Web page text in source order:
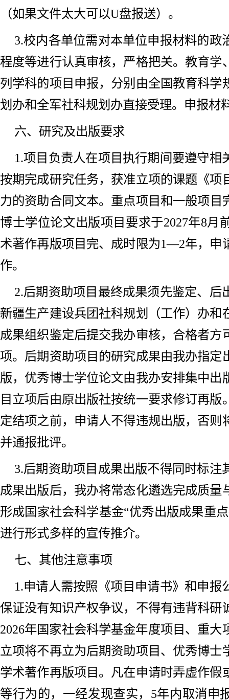
（如果文件太大可以U盘报送）。
3.校内各单位需对本单位申报材料的政
程度等进行认真审核，严格把关。教育学
列学科的项目申报，分别由全国教育科学
划办和全军社科规划办直接受理。申报材
六、研究及出版要求
1.项目负责人在项目执行期间要遵守相
按期完成研究任务，获准立项的课题《项
力的资助合同文本。重点项目和一般项
博士学位论文出版项目要求于2027年8月
术著作再版项目完、成时限为1—2年，申
作。
2.后期资助项目最终成果须先鉴定、后
新疆生产建设兵团社科规划（工作）办和
成果组织鉴定后提交我办审核，合格者方
项。后期资助项目的研究成果由我办指定
版，优秀博士学位论文由我办安排集中出
目立项后由原出版社按统一要求修订再版
定结项之前，申请人不得违规出版，否则
并通报批评。
3.后期资助项目成果出版不得同时标注
成果出版后，我办将常态化遴选完成质量
形成国家社会科学基金“优秀出版成果重
进行形式多样的宣传推介。
七、其他注意事项
1.申请人需按照《项目申请书》和申报
保证没有知识产权争议，不得有违背科研
2026年国家社会科学基金年度项目、重大
立项将不再立为后期资助项目、优秀博士
学术著作再版项目。凡在申请时弄虚作假
等行为的，一经发现查实，5年内取消申